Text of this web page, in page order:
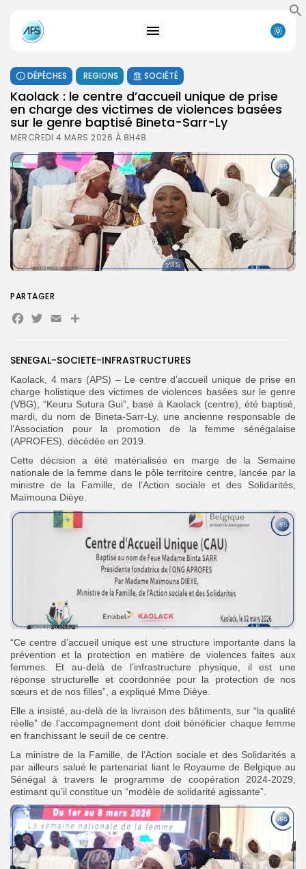
for:
Search
Button
FR
DÉPÊCHES REGIONS SOCIÉTÉ
Kaolack : le centre d’accueil unique de prise
en charge des victimes de violences basées
sur le genre baptisé Bineta-Sarr-Ly
MERCREDI 4 MARS 2026 À 8H48
SENEGAL-SOCIETE-INFRASTRUCTURES
Kaolack, 4 mars (APS) – Le centre d’accueil unique de prise en
charge holistique des victimes de violences basées sur le genre
(VBG), “Keuru Sutura Gui”, basé à Kaolack (centre), été baptisé,
mardi, du nom de Bineta-Sarr-Ly, une ancienne responsable de
l’Association pour la promotion de la femme sénégalaise
(APROFES), décédée en 2019.
Cette décision a été matérialisée en marge de la Semaine
nationale de la femme dans le pôle territoire centre, lancée par la
ministre de la Famille, de l’Action sociale et des Solidarités,
Maïmouna Dièye.
“Ce centre d’accueil unique est une structure importante dans la
prévention et la protection en matière de violences faites aux
femmes. Et au-delà de l’infrastructure physique, il est une
réponse structurelle et coordonnée pour la protection de nos
sœurs et de nos filles”, a expliqué Mme Dièye.
Elle a insisté, au-delà de la livraison des bâtiments, sur “la qualité
réelle” de l’accompagnement dont doit bénéficier chaque femme
en franchissant le seuil de ce centre.
La ministre de la Famille, de l’Action sociale et des Solidarités a
par ailleurs salué le partenariat liant le Royaume de Belgique au
Sénégal à travers le programme de coopération 2024-2029,
estimant qu’il constitue un “modèle de solidarité agissante”.
PARTAGER
Facebook
Twitter
EmailPartager